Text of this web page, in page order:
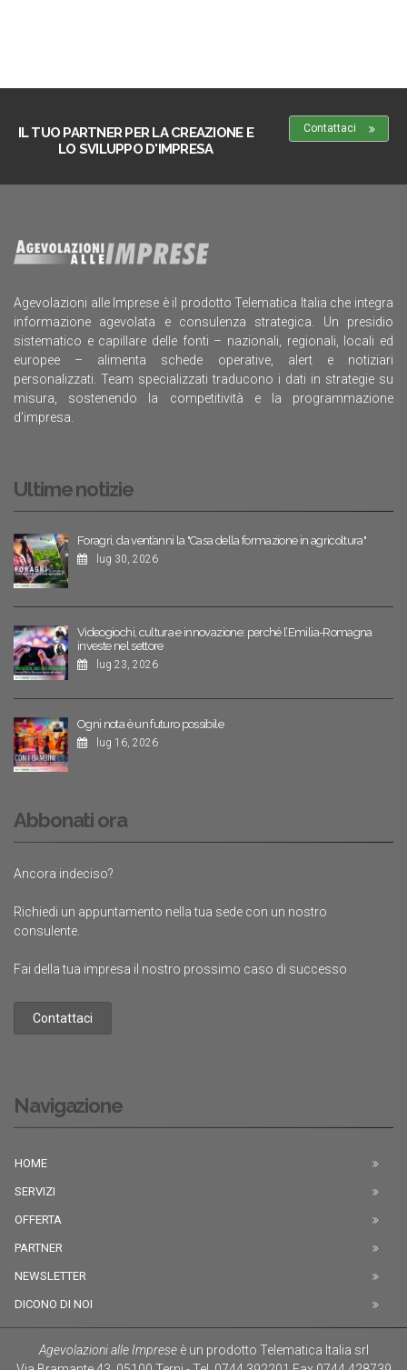
IL TUO PARTNER PER LA CREAZIONE E
LO SVILUPPO D'IMPRESA
Contattaci
Agevolazioni alle Imprese è il prodotto Telematica Italia che integra
informazione agevolata e consulenza strategica. Un presidio
sistematico e capillare delle fonti – nazionali, regionali, locali ed
europee – alimenta schede operative, alert e notiziari
personalizzati. Team specializzati traducono i dati in strategie su
misura, sostenendo la competitività e la programmazione
d’impresa.
Ultime notizie
Foragri, da vent’anni la "Casa della formazione in agricoltura"
lug 30, 2026
Videogiochi, cultura e innovazione: perché l’Emilia-Romagna
investe nel settore
lug 23, 2026
Ogni nota è un futuro possibile
lug 16, 2026
Abbonati ora
Ancora indeciso?
Richiedi un appuntamento nella tua sede con un nostro
consulente.
Fai della tua impresa il nostro prossimo caso di successo
Contattaci
Navigazione
HOME
SERVIZI
OFFERTA
PARTNER
NEWSLETTER
DICONO DI NOI
Agevolazioni alle Impreseè un prodotto Telematica Italia srl